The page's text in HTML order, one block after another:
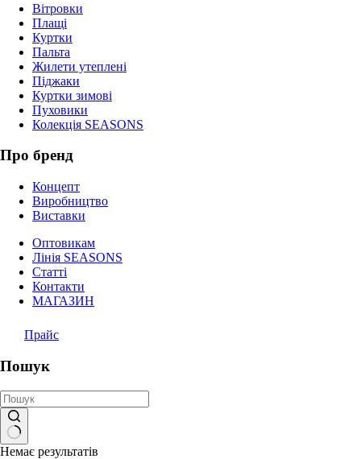
Вітровки
Плащі
Куртки
Пальта
Жилети утеплені
Піджаки
Куртки зимові
Пуховики
Колекція SEASONS
Про бренд
Концепт
Виробництво
Виставки
Оптовикам
Лінія SEASONS
Статті
Контакти
МАГАЗИН
Прайс
Пошук
Немає результатів